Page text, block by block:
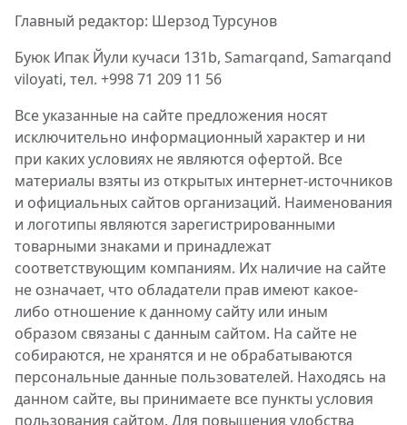
Главный редактор: Шерзод Турсунов
Буюк Ипак Йули кучаси 131b, Samarqand, Samarqand
viloyati, тел. +998 71 209 11 56
Все указанные на сайте предложения носят
исключительно информационный характер и ни
при каких условиях не являются офертой. Все
материалы взяты из открытых интернет-источников
и официальных сайтов организаций. Наименования
и логотипы являются зарегистрированными
товарными знаками и принадлежат
соответствующим компаниям. Их наличие на сайте
не означает, что обладатели прав имеют какое-
либо отношение к данному сайту или иным
образом связаны с данным сайтом. На сайте не
собираются, не хранятся и не обрабатываются
персональные данные пользователей. Находясь на
данном сайте, вы принимаете все пункты условия
пользования сайтом. Для повышения удобства